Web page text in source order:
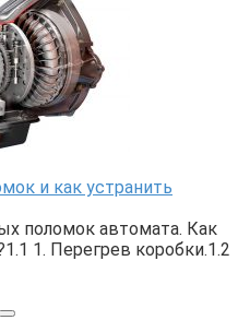
и как устранить
поломок автомата. Как
1. Перегрев коробки.1.2